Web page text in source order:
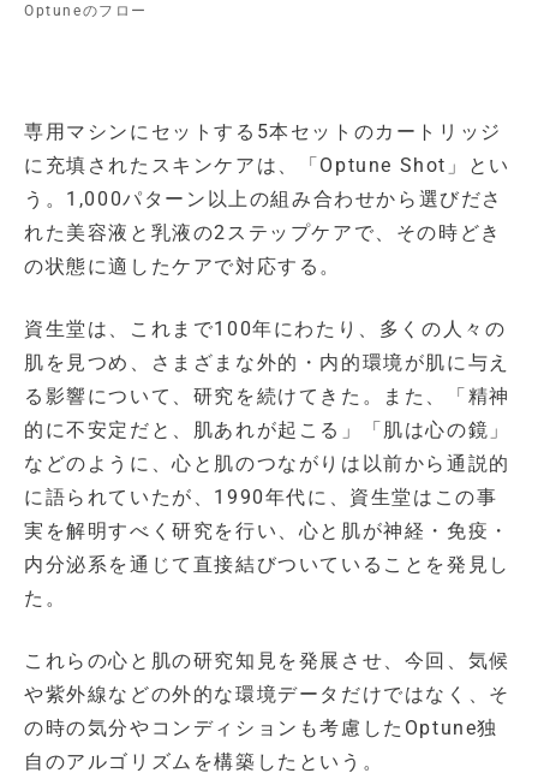
Optuneのフロー
専用マシンにセットする5本セットのカートリッジ
に充填されたスキンケアは、「Optune Shot」とい
う。1,000パターン以上の組み合わせから選びださ
れた美容液と乳液の2ステップケアで、その時どき
の状態に適したケアで対応する。
資生堂は、これまで100年にわたり、多くの人々の
肌を見つめ、さまざまな外的・内的環境が肌に与え
る影響について、研究を続けてきた。また、「精神
的に不安定だと、肌あれが起こる」「肌は心の鏡」
などのように、心と肌のつながりは以前から通説的
に語られていたが、1990年代に、資生堂はこの事
実を解明すべく研究を行い、心と肌が神経・免疫・
内分泌系を通じて直接結びついていることを発見し
た。
これらの心と肌の研究知見を発展させ、今回、気候
や紫外線などの外的な環境データだけではなく、そ
の時の気分やコンディションも考慮したOptune独
自のアルゴリズムを構築したという。